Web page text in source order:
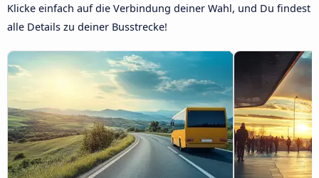
Klicke einfach auf die Verbindung deiner Wahl, und Du findest
alle Details zu deiner Busstrecke!